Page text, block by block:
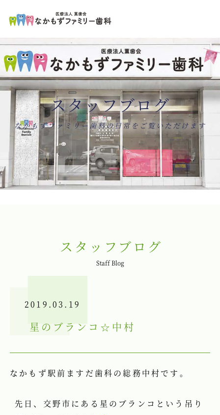
ペ
ー
先
頭
で
コ
ン
テ
ン
コ
ン
ツ
エ
リ
で
す
スタッフブログ
なかもずファミリー歯科の日常をご覧いただけます
スタッフブログ
Staff Blog
2019.03.19
星のブランコ☆中村
なかもず駅前ますだ歯科の総務中村です。
先日、交野市にある星のブランコという吊り